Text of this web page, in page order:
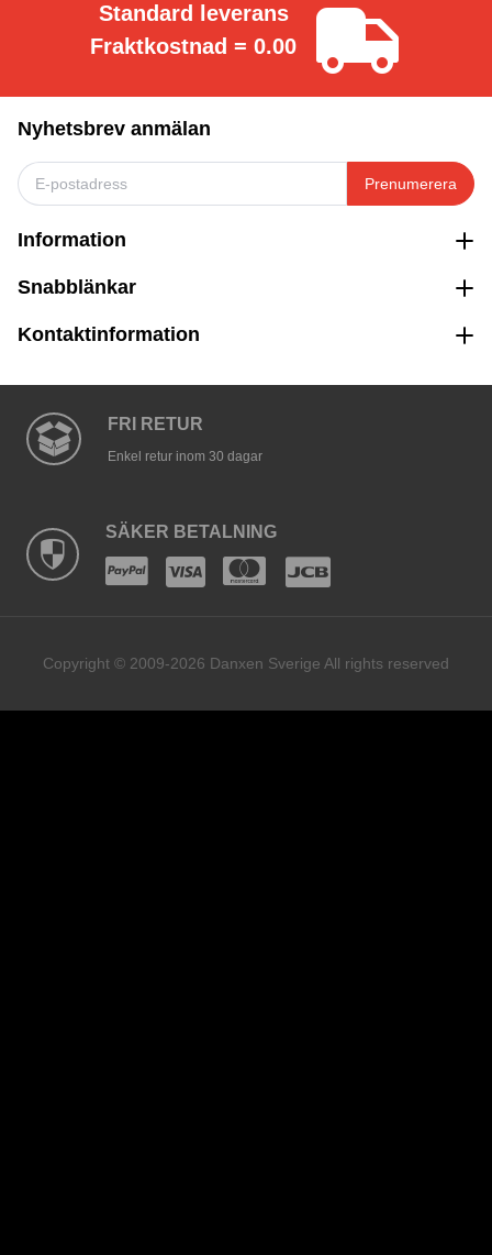
Standard leverans
Fraktkostnad = 0.00
Nyhetsbrev anmälan
Prenumerera
Information
Snabblänkar
Kontaktinformation
FRI RETUR
Enkel retur inom 30 dagar
SÄKER BETALNING
Copyright © 2009-2026 Danxen Sverige All rights reserved